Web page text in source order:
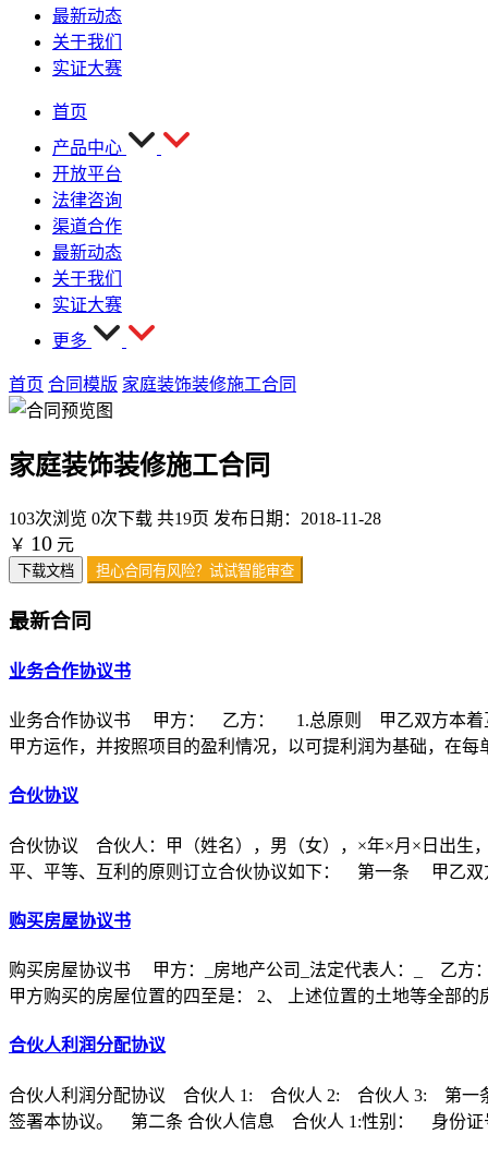
最新动态
关于我们
实证大赛
首页
产品中心
开放平台
法律咨询
渠道合作
最新动态
关于我们
实证大赛
更多
首页 合同模版 家庭装饰装修施工合同
家庭装饰装修施工合同
103次浏览 0次下载 共19页 发布日期：2018-11-28
￥ 10 元
下载文档 担心合同有风险？试试智能审查
最新合同
业务合作协议书
业务合作协议书 甲方： 乙方： 1.总原则 甲乙双方本着互
甲方运作，并按照项目的盈利情况，以可提利润为基础，在每
合伙协议
合伙协议 合伙人：甲（姓名），男（女），×年×月×日出
平、平等、互利的原则订立合伙协议如下： 第一条 甲乙双
购买房屋协议书
购买房屋协议书 甲方：_房地产公司_法定代表人：_ 乙方
甲方购买的房屋位置的四至是： 2、 上述位置的土地等全部的
合伙人利润分配协议
合伙人利润分配协议 合伙人 1: 合伙人 2: 合伙人 3: 第一条
签署本协议。 第二条 合伙人信息 合伙人 1:性别： 身份